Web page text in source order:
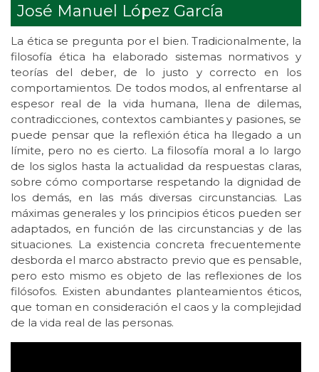
José Manuel López García
La ética se pregunta por el bien. Tradicionalmente, la
filosofía ética ha elaborado sistemas normativos y
teorías del deber, de lo justo y correcto en los
comportamientos. De todos modos, al enfrentarse al
espesor real de la vida humana, llena de dilemas,
contradicciones, contextos cambiantes y pasiones, se
puede pensar que la reflexión ética ha llegado a un
límite, pero no es cierto. La filosofía moral a lo largo
de los siglos hasta la actualidad da respuestas claras,
sobre cómo comportarse respetando la dignidad de
los demás, en las más diversas circunstancias. Las
máximas generales y los principios éticos pueden ser
adaptados, en función de las circunstancias y de las
situaciones. La existencia concreta frecuentemente
desborda el marco abstracto previo que es pensable,
pero esto mismo es objeto de las reflexiones de los
filósofos. Existen abundantes planteamientos éticos,
que toman en consideración el caos y la complejidad
de la vida real de las personas.